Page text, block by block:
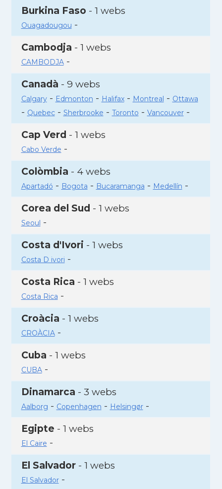
Burkina Faso - 1 webs
Ouagadougou -
Cambodja - 1 webs
CAMBODJA-
Canadà - 9 webs
Calgary- Edmonton - Halifax- Montreal - Ottawa
- Quebec- Sherbrooke - Toronto - Vancouver-
Cap Verd - 1 webs
Cabo Verde -
Colòmbia - 4 webs
Apartadó - Bogota - Bucaramanga - Medellín -
Corea del Sud - 1 webs
Seoul -
Costa d'Ivori - 1 webs
Costa D ivori -
Costa Rica - 1 webs
Costa Rica -
Croàcia - 1 webs
CROÀCIA-
Cuba - 1 webs
CUBA-
Dinamarca - 3 webs
Aalborg - Copenhagen - Helsingør-
Egipte - 1 webs
El Caire -
El Salvador- 1 webs
El Salvador-